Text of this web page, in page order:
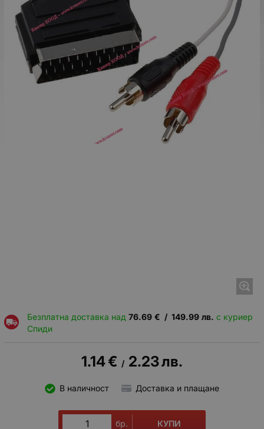
Безплатна доставка над 76.69 € / 149.99 лв. с куриер
Спиди
1.14€ / 2.23лв.
В наличност Доставка и плащане
бр. КУПИ